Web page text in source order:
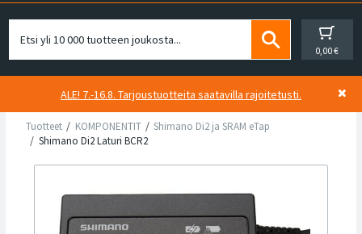
0,00 €
ALE! 7.-16.8. Tarjoustuotteita saatavilla rajoitetusti.
Tuotteet KOMPONENTIT
Shimano Di2 ja SRAM eTap
Shimano Di2 Laturi BCR2